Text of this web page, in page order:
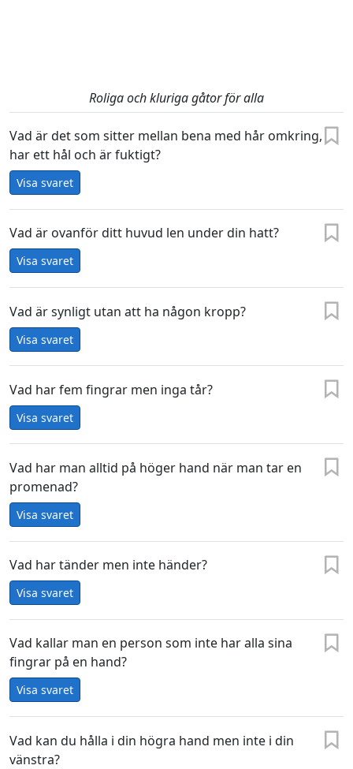
Roliga och kluriga gåtor för alla
Vad är det som sitter mellan bena med hår omkring,
har ett hål och är fuktigt?
Visa svaret
Vad är ovanför ditt huvud len under din hatt?
Visa svaret
Vad är synligt utan att ha någon kropp?
Visa svaret
Vad har fem fingrar men inga tår?
Visa svaret
Vad har man alltid på höger hand när man tar en
promenad?
Visa svaret
Vad har tänder men inte händer?
Visa svaret
Vad kallar man en person som inte har alla sina
fingrar på en hand?
Visa svaret
Vad kan du hålla i din högra hand men inte i din
vänstra?